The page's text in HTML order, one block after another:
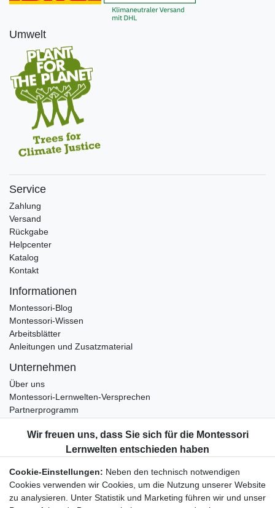
Umwelt
Service
Zahlung
Versand
Rückgabe
Helpcenter
Katalog
Kontakt
Informationen
Montessori-Blog
Montessori-Wissen
Arbeitsblätter
Anleitungen und Zusatzmaterial
Unternehmen
Über uns
Montessori-Lernwelten-Versprechen
Partnerprogramm
Bestellung widerrufen
Datenschutzerklärung
AGB
Impressum
Cookie-Einstellungen: Neben den technisch notwendigen
Cookies verwenden wir Cookies, um die Nutzung unserer Website
zu analysieren. Unter Statistik und Marketing führen wir und unser